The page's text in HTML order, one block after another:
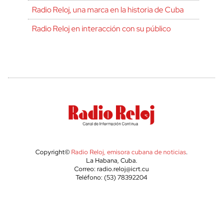
Radio Reloj, una marca en la historia de Cuba
Radio Reloj en interacción con su público
Copyright© Radio Reloj, emisora cubana de noticias.
La Habana, Cuba.
Correo: radio.reloj@icrt.cu
Teléfono: (53) 78392204